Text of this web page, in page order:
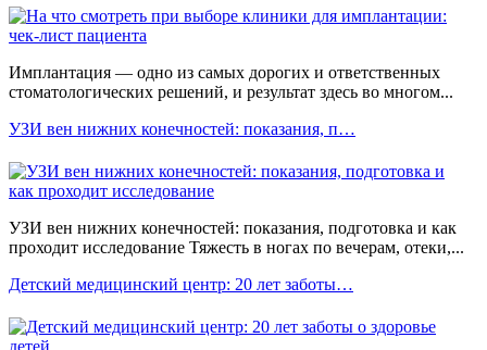
Имплантация — одно из самых дорогих и ответственных
стоматологических решений, и результат здесь во многом...
УЗИ вен нижних конечностей: показания, п…
УЗИ вен нижних конечностей: показания, подготовка и как
проходит исследование Тяжесть в ногах по вечерам, отеки,...
Детский медицинский центр: 20 лет заботы…